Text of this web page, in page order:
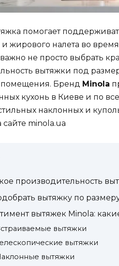
помогает
и жирового налета во
не просто выбрать
вытяжки под
помещения. Бренд Minola
кухонь в Киеве и по
наклонных и
minola.ua
производительность
вытяжку по
вытяжек Minola:
вытяжки
вытяжки
вытяжки